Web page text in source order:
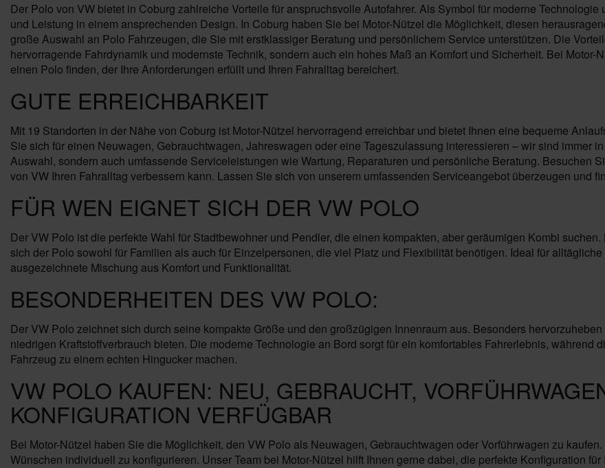
Der Polo von VW bietet in Coburg zahlreiche Vorteile für anspruchsvolle Autofahrer. Als Symbol für moderne
und Leistung in einem ansprechenden Design. In Coburg haben Sie bei Motor-Nützel die Möglichkeit, diesen
große Auswahl an Polo Fahrzeugen, die Sie mit erstklassiger Beratung und persönlichem Service unterstützen. Die
hervorragende Fahrdynamik und modernste Technik, sondern auch ein hohes Maß an Komfort und Sicherheit. Bei
einen Polo finden, der Ihre Anforderungen erfüllt und Ihren Fahralltag bereichert.
GUTE ERREICHBARKEIT
Mit 19 Standorten in der Nähe von Coburg ist Motor-Nützel hervorragend erreichbar und bietet Ihnen eine bequeme
Sie sich für einen Neuwagen, Gebrauchtwagen, Jahreswagen oder eine Tageszulassung interessieren – wir sind immer
Auswahl, sondern auch umfassende Serviceleistungen wie Wartung, Reparaturen und persönliche Beratung. Besuchen
von VW Ihren Fahralltag verbessern kann. Lassen Sie sich von unserem umfassenden Serviceangebot überzeugen und
FÜR WEN EIGNET SICH DER VW POLO
Der VW Polo ist die perfekte Wahl für Stadtbewohner und Pendler, die einen kompakten, aber geräumigen Kombi
sich der Polo sowohl für Familien als auch für Einzelpersonen, die viel Platz und Flexibilität benötigen. Ideal für
ausgezeichnete Mischung aus Komfort und Funktionalität.
BESONDERHEITEN DES VW POLO:
Der VW Polo zeichnet sich durch seine kompakte Größe und den großzügigen Innenraum aus. Besonders
niedrigen Kraftstoffverbrauch bieten. Die moderne Technologie an Bord sorgt für ein komfortables Fahrerlebnis, während
Fahrzeug zu einem echten Hingucker machen.
VW POLO KAUFEN: NEU, GEBRAUCHT,
KONFIGURATION VERFÜGBAR
Bei Motor-Nützel haben Sie die Möglichkeit, den VW Polo als Neuwagen, Gebrauchtwagen oder Vorführwagen zu
Wünschen individuell zu konfigurieren. Unser Team bei Motor-Nützel hilft Ihnen gerne dabei, die perfekte Konfiguration